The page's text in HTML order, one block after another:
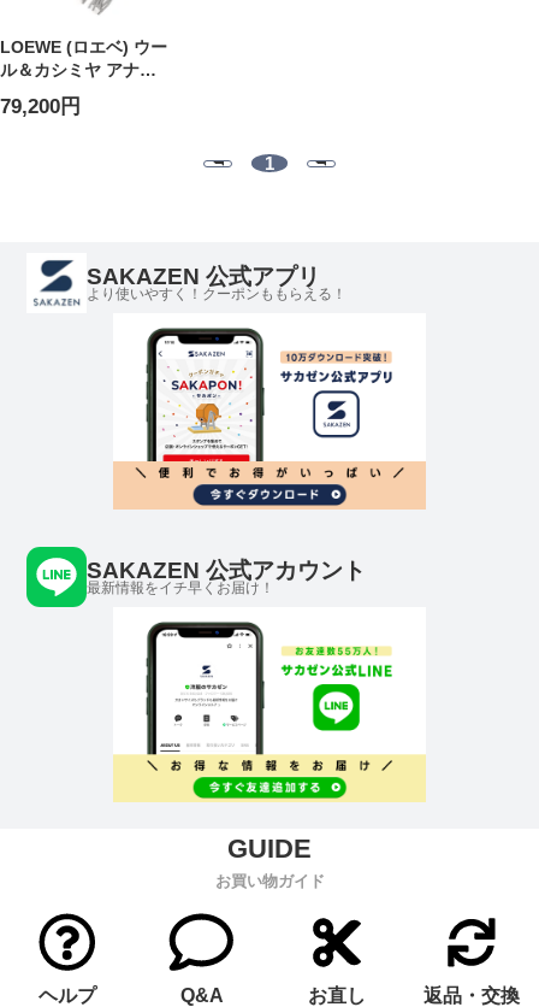
LOEWE (ロエベ) ウー
ル＆カシミヤ アナグ
ラム チェッカーボー
ド マフラー
79,200円
1
SAKAZEN 公式アプリ
より使いやすく！クーポンももらえる！
SAKAZEN 公式アカウント
最新情報をイチ早くお届け！
お買い物ガイド
ヘルプ Q&A お直し 返品・交換